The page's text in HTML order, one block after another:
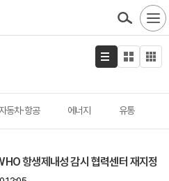
자동차·항공 에너지 유통
항생제내성 감시 협력센터 재지정